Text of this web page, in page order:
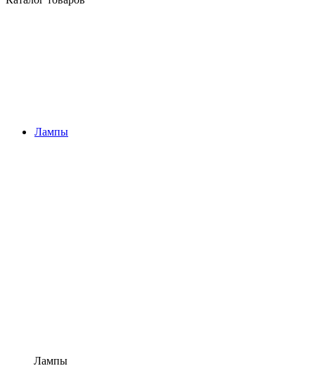
Лампы
Лампы